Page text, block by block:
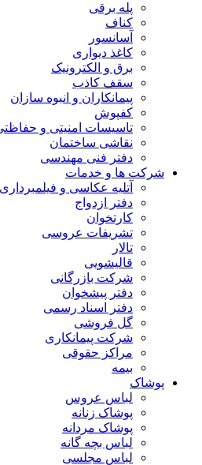
پله برقی
کناف
آسانسور
کاغذ دیواری
برق و الکترونیک
سقف کاذب
پیمانکاران و انبوه سازان
کفپوش
تاسیسات امنیتی و حفاظتی
نقاشی ساختمان
دفتر فنی مهندسی
شرکت ها و خدمات
آتلیه عکاسی و فیلمبرداری
دفتر ازدواج
کارتخوان
تشریفات عروسی
تالار
قالیشویی
شرکت بازرگانی
دفتر پیشخوان
دفتر اسناد رسمی
گل فروشی
شرکت پیمانکاری
مراکز حقوقی
بیمه
پوشاک
لباس عروس
پوشاک زنانه
پوشاک مردانه
لباس بچه گانه
لباس مجلسی